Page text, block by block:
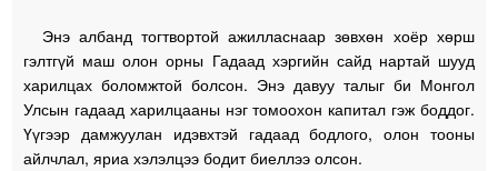
Энэ албанд тогтвортой ажилласнаар зөвхөн хоёр хөрш
гэлтгүй маш олон орны Гадаад хэргийн сайд нартай шууд
харилцах боломжтой болсон. Энэ давуу талыг би Монгол
Улсын гадаад харилцааны нэг томоохон капитал гэж боддог.
Үүгээр дамжуулан идэвхтэй гадаад бодлого, олон тооны
айлчлал, яриа хэлэлцээ бодит биеллээ олсон.